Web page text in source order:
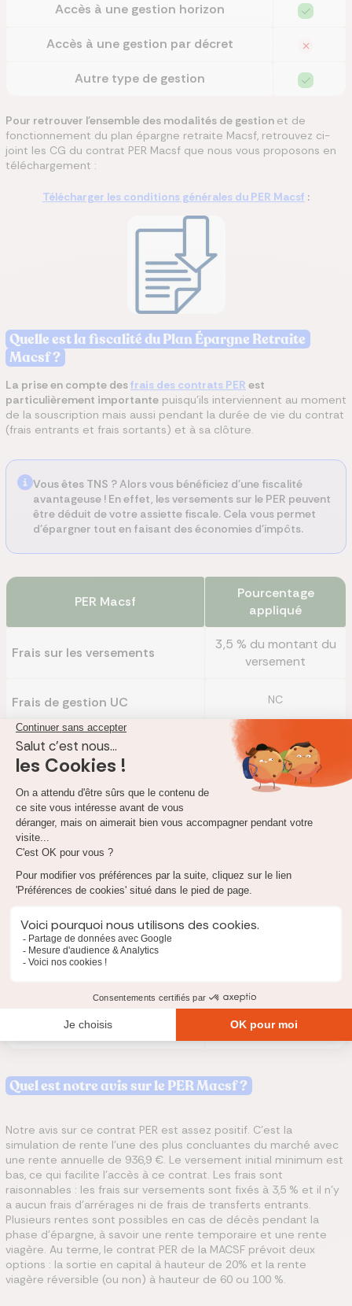
Accès à une gestion horizon
Accès à une gestion par décret
Autre type de gestion
Pour retrouver l'ensemble des modalités de gestion et de
fonctionnement du plan épargne retraite Macsf, retrouvez ci-
joint les CG du contrat PER Macsf que nous vous proposons en
téléchargement :
Télécharger les conditions générales du PER Macsf :
Quelle est la fiscalité du Plan Épargne Retraite
Macsf ?
La prise en compte desfrais des contrats PER est
particulièrement importante puisqu’ils interviennent au moment
de la souscription mais aussi pendant la durée de vie du contrat
(frais entrants et frais sortants) et à sa clôture.
Vous êtes TNS ?Alors vous bénéficiez d'une fiscalité
avantageuse ! En effet, les versements sur le PER peuvent
être déduit de votre assiette fiscale. Cela vous permet
d'épargner tout en faisant des économies d'impôts.
PER Macsf
Pourcentage
appliqué
Frais sur les versements
3,5 % du montant du
versement
Frais de gestion UC NC
Frais sur les arrérages 0 %
Frais de gestion financière en
cours de vie de l’adhésion
0,7 % des intérêts
Frais de transfert
transferts entrants
5 % de la valeur du
Sortie en capital
Annuités garanties/réversibles
Rente viagère/réversible
Quel est notre avis sur le PER Macsf ?
Notre avis sur ce contrat PER est assez positif. C’est la
simulation de rente l’une des plus concluantes du marché avec
une rente annuelle de 936,9 €. Le versement initial minimum est
bas, ce qui facilite l’accès à ce contrat. Les frais sont
raisonnables : les frais sur versements sont fixés à 3,5 % et il n’y
a aucun frais d’arrérages ni de frais de transferts entrants.
Plusieurs rentes sont possibles en cas de décès pendant la
phase d’épargne, à savoir une rente temporaire et une rente
viagère. Au terme, le contrat PER de la MACSF prévoit deux
options : la sortie en capital à hauteur de 20% et la rente
viagère réversible (ou non) à hauteur de 60 ou 100 %.